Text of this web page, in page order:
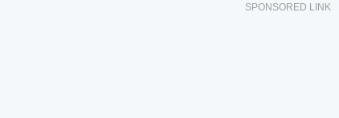
SPONSORED LINK